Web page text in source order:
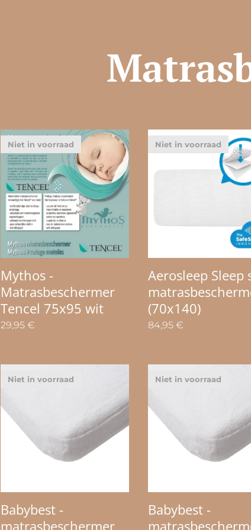
Mythos -
Matrasbeschermer
Tencel 75x95 wit
Niet in voorraad
29,95 €
Aerosleep Sleep
(70x140)
Niet in voorraad
84,95€
Babybest -
matrasbeschermer
Niet in voorraad
Babybest -
Niet in voorraad